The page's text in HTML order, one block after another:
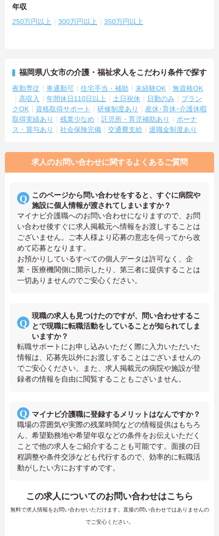
年収
250万円以上 300万円以上 350万円以上
福岡県八女市の介護・福祉求人をこだわり条件で探す
夜勤専従 車通勤可 住宅手当・補助 未経験OK
無資格OK
高収入
年間休日110日以上 土日祝休 日勤のみ
ブラン
クOK
資格取得サポート 研修制度あり
産休･育休･介護休暇
取得実績あり
残業少なめ 託児所・育児補助あり
ボーナ
ス・賞与あり
社会保険完備 交通費支給 退職金制度あり
求人のお問い合わせに関するよくあるご質問
このページから問い合わせをすると、すぐに病院や
施設に個人情報が渡されてしまいますか？
マイナビ介護職へのお問い合わせになりますので、お問
い合わせ後すぐに求人掲載元へ情報をお渡しすることは
ございません。ご本人様より応募の意志を伺ってから改
めて応募となります。
お預かりしているすべての個人データは許可なく、企
業・医療機関側に開示したり、第三者に提供することは
一切ありませんのでご安心ください。
現職の求人も見つけたのですが、問い合わせするこ
とで現職に転職活動をしていることが知られてしま
いますか？
転職サポートにお申し込みいただく際に入力いただいた
情報は、応募先以外にお渡しすることはございませんの
でご安心ください。また、求人掲載元の病院や施設が登
録者の情報を自由に閲覧することもございません。
マイナビ介護職に登録するメリットはなんですか？
職場の雰囲気や実際の残業時間などの情報提供はもちろ
ん、希望勤務地や希望年収などの条件をお伝えいただく
ことで他の求人をご紹介することも可能です。面接の日
程調整や条件交渉なども代行するので、効率的に転職活
動がしたい方におすすめです。
この求人についてのお問い合わせはこちら
無料で求人情報をお問い合わせいただけます。直接の問い合わせではありませんの
でご安心ください。